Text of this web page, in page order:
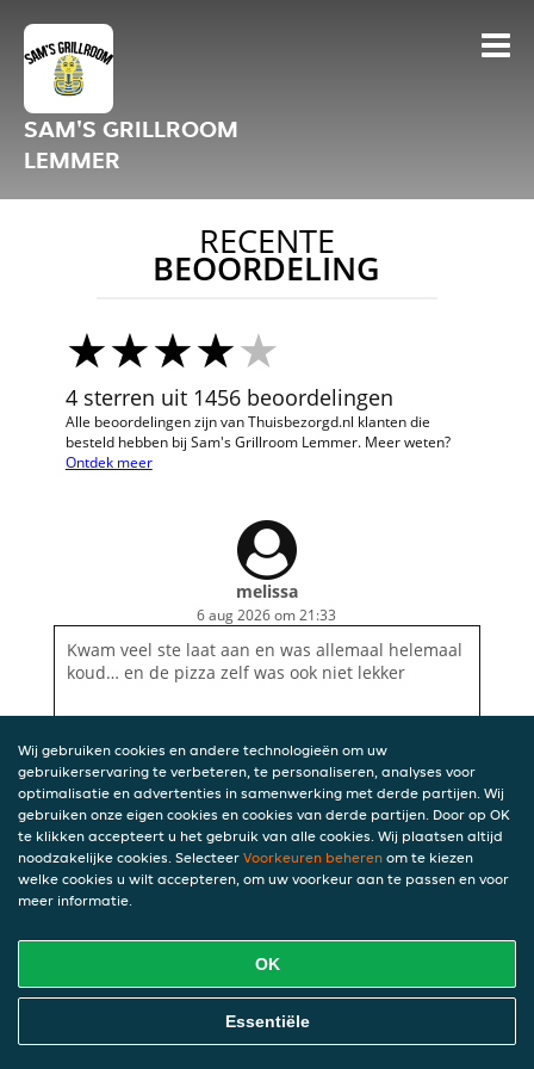
SAM'S GRILLROOM
LEMMER
RECENTE
BEOORDELING
4 sterren uit 1456 beoordelingen
Alle beoordelingen zijn van Thuisbezorgd.nl klanten die
besteld hebben bij Sam's Grillroom Lemmer. Meer weten?
Ontdek meer
melissa
6 aug 2026 om 21:33
Kwam veel ste laat aan en was allemaal helemaal
koud… en de pizza zelf was ook niet lekker
Wij gebruiken cookies en andere technologieën om uw
gebruikerservaring te verbeteren, te personaliseren, analyses voor
optimalisatie en advertenties in samenwerking met derde partijen. Wij
gebruiken onze eigen cookies en cookies van derde partijen. Door op OK
te klikken accepteert u het gebruik van alle cookies. Wij plaatsen altijd
noodzakelijke cookies. Selecteer Voorkeuren beheren om te kiezen
welke cookies u wilt accepteren, om uw voorkeur aan te passen en voor
meer informatie.
OK
Essentiële